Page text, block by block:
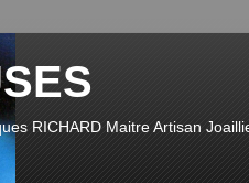
RICHARD Maitre Artisan